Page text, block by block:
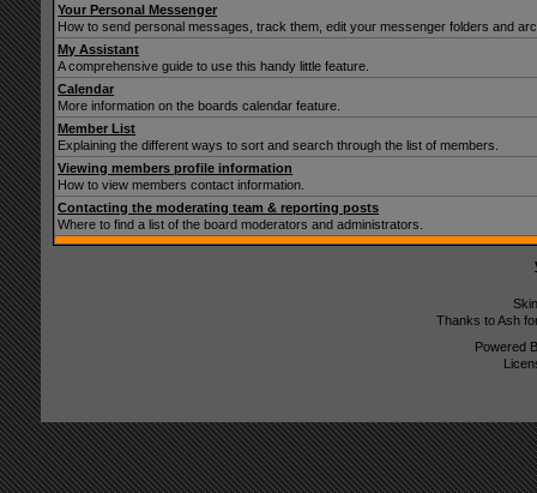
Your Personal Messenger
How to send personal messages, track them, edit your messenger folders and
My Assistant
A comprehensive guide to use this handy little feature.
Calendar
More information on the boards calendar feature.
Member List
Explaining the different ways to sort and search through the list of members.
Viewing members profile information
How to view members contact information.
Contacting the moderating team & reporting posts
Where to find a list of the board moderators and administrators.
Thanks to Ash
Powered